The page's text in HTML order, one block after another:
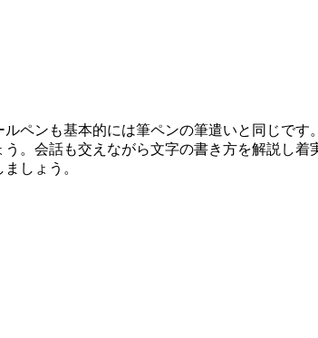
ペンも基本的には筆ペンの筆遣いと同じです
。会話も交えながら文字の書き方を解説し着
しょう。